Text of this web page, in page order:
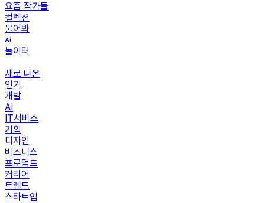
요즘 작가들
컬렉션
물어봐
놀이터
새로 나온
인기
개발
AI
IT서비스
기획
디자인
비즈니스
프로덕트
커리어
트렌드
스타트업